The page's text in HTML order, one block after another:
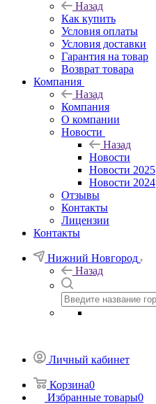
Назад
Как купить
Условия оплаты
Условия доставки
Гарантия на товар
Возврат товара
Компания
Назад
Компания
О компании
Новости
Назад
Новости
Новости 2025
Новости 2024
Отзывы
Контакты
Лицензии
Контакты
Нижний Новгород
Назад
Личный кабинет
Корзина0
Избранные товары0